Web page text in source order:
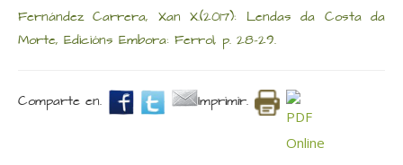
Fernández Carrera, Xan X.(2017): Lendas da Costa da
Morte, Edicións Embora: Ferrol, p. 28-29.
Comparte en. Imprimir.